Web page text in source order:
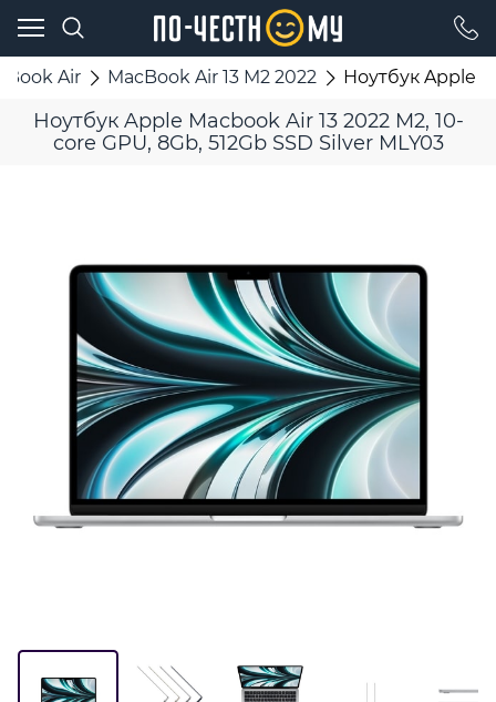
Air MacBook Air 13 M2 2022 Ноутбук Apple
Ноутбук Apple Macbook Air 13 2022 M2, 10-
core GPU, 8Gb, 512Gb SSD Silver MLY03